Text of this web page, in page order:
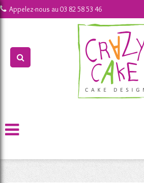
0 Appelez-nous au03 82 58 53 46